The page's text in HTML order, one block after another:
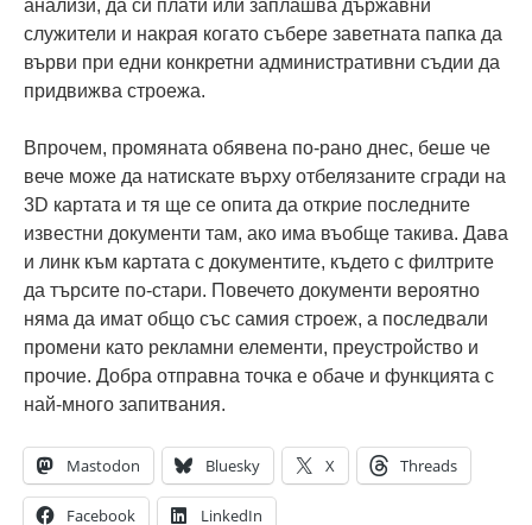
анализи, да си плати или заплашва държавни
служители и накрая когато събере заветната папка да
върви при едни конкретни административни съдии да
придвижва строежа.
Впрочем, промяната обявена по-рано днес, беше че
вече може да натискате върху отбелязаните сгради на
3D картата и тя ще се опита да открие последните
известни документи там, ако има въобще такива. Дава
и линк към картата с документите, където с филтрите
да търсите по-стари. Повечето документи вероятно
няма да имат общо със самия строеж, а последвали
промени като рекламни елементи, преустройство и
прочие. Добра отправна точка е обаче и функцията с
най-много запитвания.
Mastodon Bluesky X Threads
Facebook LinkedIn